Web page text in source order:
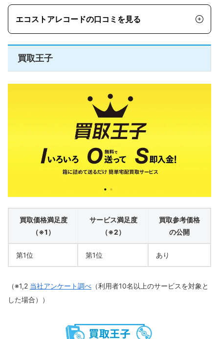
エコストアレコードの口コミを見る
買取王子
買取価格満足度
（※1）
サービス満足度
（※2）
買取参考価格
の公開
第1位 第1位 あり
（※1,2 当社アンケート調べ （利用者10名以上のサービスを対象と
した場合））